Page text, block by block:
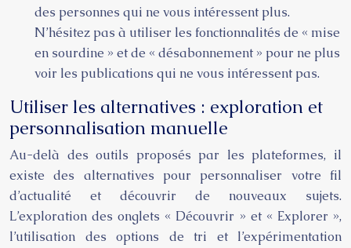
des personnes qui ne vous intéressent plus.
N’hésitez pas à utiliser les fonctionnalités de « mise
en sourdine » et de « désabonnement » pour ne plus
voir les publications qui ne vous intéressent pas.
Utiliser les alternatives : exploration et
personnalisation manuelle
Au-delà des outils proposés par les plateformes, il
existe des alternatives pour personnaliser votre fil
d’actualité et découvrir de nouveaux sujets.
L’exploration des onglets « Découvrir » et « Explorer »,
l’utilisation des options de tri et l’expérimentation